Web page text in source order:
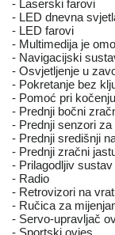
- Laserski farovi
- LED dnevna
- LED farovi
- Multimedija je
- Navigacijski
- Osvjetljenje u
- Pokretanje bez
- Pomoć pri
- Prednji bočni
- Prednji senzori za
- Prednji središnji
- Prednji zračni
- Prilagodljiv
- Radio
- Retrovizori na
- Ručica za
- Servo-upravljač